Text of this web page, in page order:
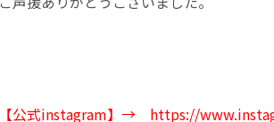
【公式instagram】 → https://